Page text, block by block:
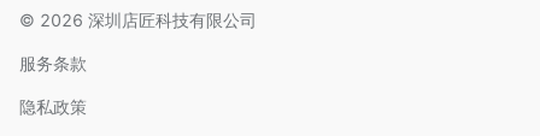
© 2026 深圳店匠科技有限公司
服务条款
隐私政策